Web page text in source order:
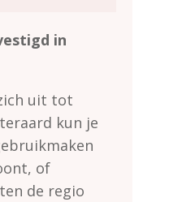
in
uit tot
kun je
of
de regio